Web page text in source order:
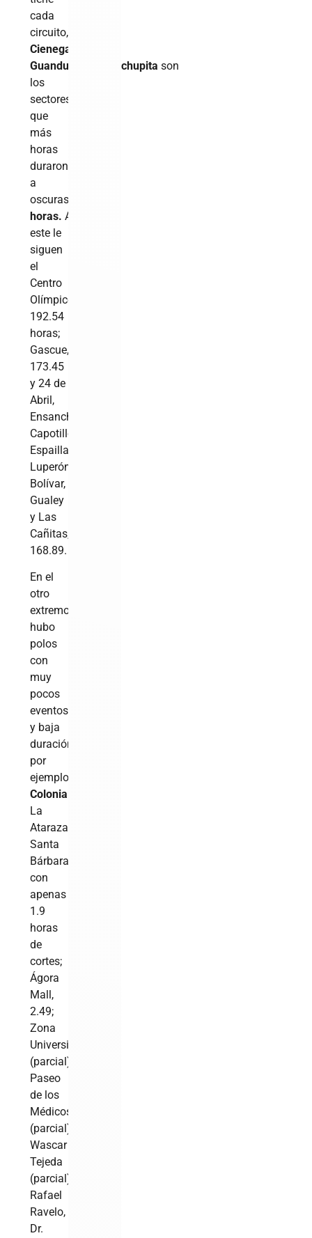
cada
circuito,
Cienega
Guanduales
Guachupita son
los
sectores
que
más
horas
duraron
a
oscuras:
horas. A
este le
siguen
el
Centro
Olímpico,
192.54
horas;
Gascue,
173.45
y 24 de
Abril,
Ensanche
Capotillo,
Espaillat,
Luperón,
Bolívar,
Gualey
y Las
Cañitas,
168.89.
En el
otro
extremo,
hubo
polos
con
muy
pocos
eventos
y baja
duración,
por
ejemplo
Colonial
La
Atarazana,
Santa
Bárbara,
con
apenas
1.9
horas
de
cortes;
Ágora
Mall,
2.49;
Zona
Universitaria
(parcial):
Paseo
de los
Médicos
(parcial),
Wascar
Tejeda
(parcial),
Rafael
Ravelo,
Dr.